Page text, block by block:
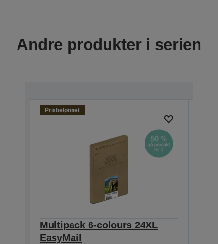
Andre produkter i serien
Prisbelønnet
Multipack 6-colours 24XL
EasyMail